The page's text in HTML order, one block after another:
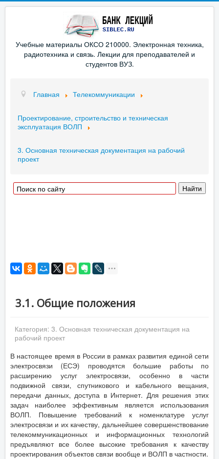
Учебные материалы ОКСО 210000. Электронная техника,
радиотехника и связь. Лекции для преподавателей и
студентов ВУЗ.
Главная Телекоммуникации
Проектирование, строительство и техническая
эксплуатация ВОЛП
3. Основная техническая документация на рабочий
проект
3.1. Общие положения
Категория: 3. Основная техническая документация на
рабочий проект
В настоящее время в России в рамках развития единой сети
электросвязи (ЕСЭ) проводятся большие работы по
расширению услуг электросвязи, особенно в части
подвижной связи, спутникового и кабельного вещания,
передачи данных, доступа в Интернет. Для решения этих
задач наиболее эффективным является использования
ВОЛП. Повышение требований к номенклатуре услуг
электросвязи и их качеству, дальнейшее совершенствование
телекоммуникационных и информационных технологий
предъявляют все более высокие требования к качеству
проектирования объектов связи вообще и ВОЛП в частности.